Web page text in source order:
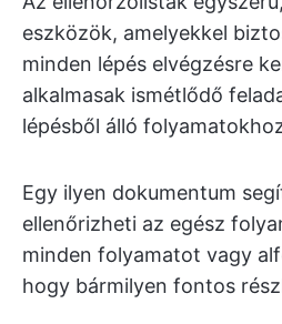
eszközök, amelyekkel
minden lépés elvégzésre
alkalmasak ismétlődő
lépésből álló
Egy ilyen dokumentum
ellenőrizheti az egész
minden folyamatot vagy
hogy bármilyen fontos